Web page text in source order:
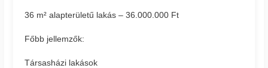
36 m² alapterületű lakás – 36.000.000 Ft
Főbb jellemzők:
Társasházi lakások